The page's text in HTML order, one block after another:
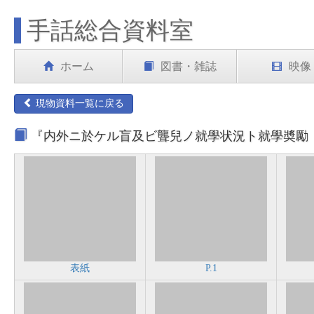
手話総合資料室
ホーム 図書・雑誌 映像
現物資料一覧に戻る
『内外ニ於ケル盲及ビ聾兒ノ就學状況ト就學
表紙 P.1